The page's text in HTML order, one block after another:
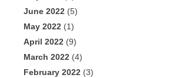
June 2022 (5)
May 2022 (1)
April 2022 (9)
March 2022 (4)
February 2022 (3)